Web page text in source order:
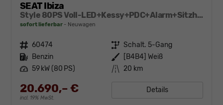
SEAT Ibiza
Style 80PS Voll-LED+Kessy+PDC+Alarm+Sitzheizung+Kamera+App-Connect
sofort lieferbar Neuwagen
Fahrzeugnr. 60474 Getriebe Schalt. 5-Gang
Kraftstoff Benzin Außenfarbe
[B4B4] Weiß
Leistung 59 kW (80 PS) Kilometerstand 20 km
20.690,– €
incl. 19% MwSt.
Details